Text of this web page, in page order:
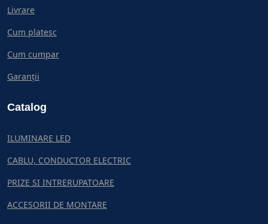
Livrare
Cum platesc
Cum cumpar
Garanții
Catalog
ILUMINARE LED
CABLU, CONDUCTOR ELECTRIC
PRIZE SI INTRERUPATOARE
ACCESORII DE MONTARE